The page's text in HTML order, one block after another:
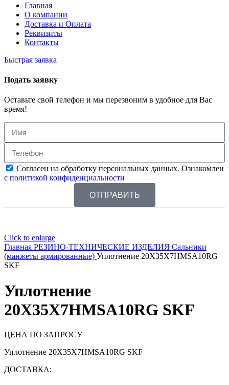
Главная
О компании
Доставка и Оплата
Реквизиты
Контакты
Быстрая заявка
Подать заявку
Оставьте свой телефон и мы перезвоним в удобное для Вас
время!
Согласен на обработку персональных данных. Ознакомлен
с политикой конфиденциальности
ОТПРАВИТЬ
Click to enlarge
Главная РЕЗИНО-ТЕХНИЧЕСКИЕ ИЗДЕЛИЯ Сальники
(манжеты армированные) Уплотнение 20X35X7HMSA10RG
SKF
Уплотнение
20X35X7HMSA10RG SKF
ЦЕНА ПО ЗАПРОСУ
Уплотнение 20X35X7HMSA10RG SKF
ДОСТАВКА: